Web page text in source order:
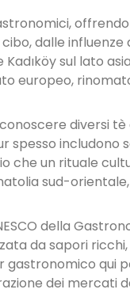
dalle influenze
sul lato
europeo,
diversi
spesso includono
che un rituale
sud-
della
da sapori
qui
dei mercati